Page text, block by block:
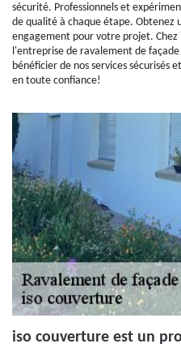
sécurité. Professionnels et
de qualité à chaque étape. Obtenez
engagement pour votre projet. Chez
l'entreprise de ravalement de
bénéficier de nos services sécurisés
en toute confiance!
iso couverture est un